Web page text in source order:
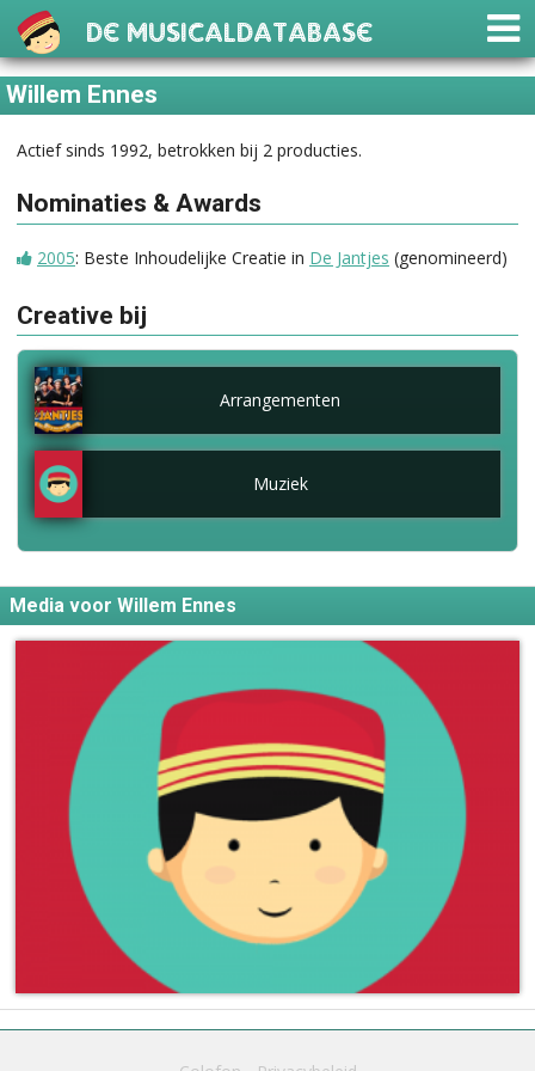
De Musicaldatabase
Willem Ennes
Actief sinds 1992, betrokken bij 2 producties.
Nominaties & Awards
2005: Beste Inhoudelijke Creatie in De Jantjes (genomineerd)
Creative bij
Arrangementen
Muziek
Media voor Willem Ennes